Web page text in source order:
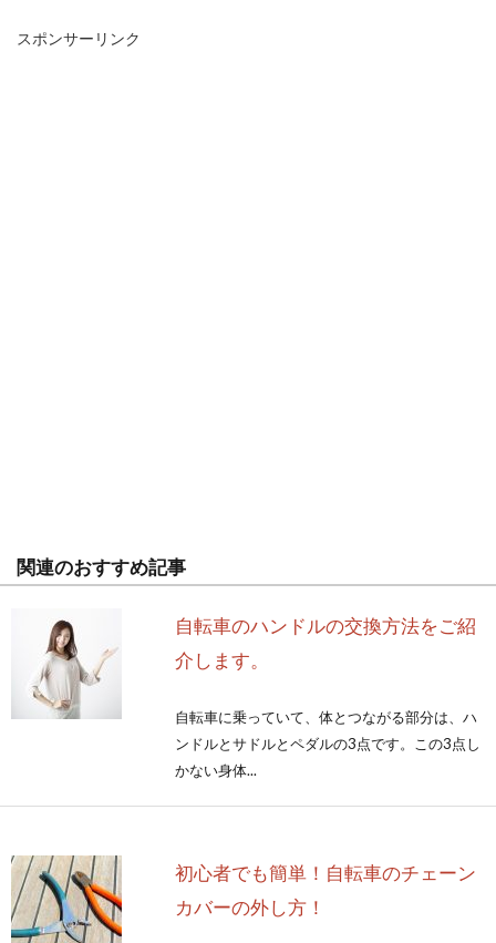
スポンサーリンク
関連のおすすめ記事
自転車のハンドルの交換方法をご紹
介します。
自転車に乗っていて、体とつながる部分は、ハ
ンドルとサドルとペダルの3点です。この3点し
かない身体...
初心者でも簡単！自転車のチェーン
カバーの外し方！